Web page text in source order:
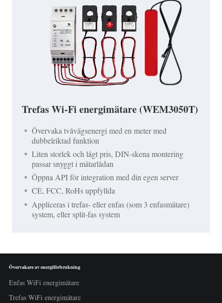
Trefas Wi-Fi energimätare (WEM3050T)
Övervaka tvåvägsenergi med en meter med
dubbelriktad funktion
Liten storlek och lågt pris, DIN-skena montering
passar snyggt i mätarlådan
Öppna API för integration med din egen server
CE, FCC, RoHs uppfyllda
Appliceras i trefas- eller enfas (som 3 enfasmätare)
system, eller split-fas system
Övervakare av energiförbrukning
Enfas WiFi energimätare
Trefas WiFi energimätare